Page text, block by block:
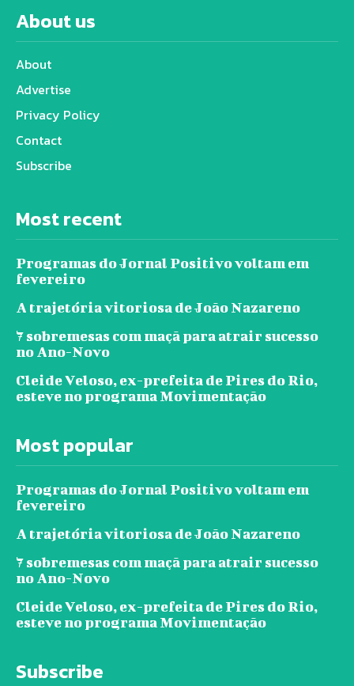
About us
About
Advertise
Privacy Policy
Contact
Subscribe
Most recent
Programas do Jornal Positivo voltam em
fevereiro
A trajetória vitoriosa de João Nazareno
7 sobremesas com maçã para atrair sucesso
no Ano-Novo
Cleide Veloso, ex-prefeita de Pires do Rio,
esteve no programa Movimentação
Most popular
Programas do Jornal Positivo voltam em
fevereiro
A trajetória vitoriosa de João Nazareno
7 sobremesas com maçã para atrair sucesso
no Ano-Novo
Cleide Veloso, ex-prefeita de Pires do Rio,
esteve no programa Movimentação
Subscribe